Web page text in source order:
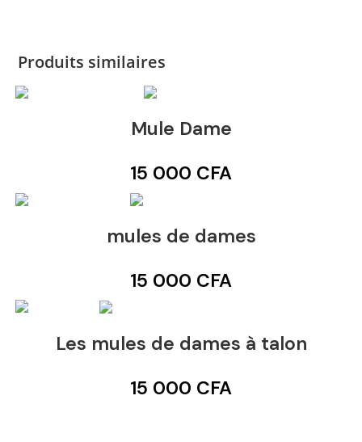
Produits similaires
Mule Dame
15 000 CFA
mules de dames
15 000 CFA
Les mules de dames à talon
15 000 CFA